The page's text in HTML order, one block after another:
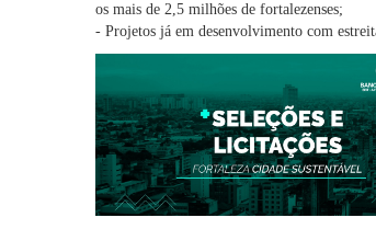
os mais de 2,5 milhões de fortalezenses;
- Projetos já em desenvolvimento com